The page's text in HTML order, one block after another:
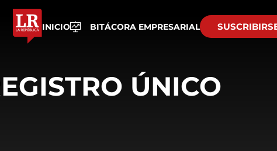
INICIO BITÁCORA EMPRESARIAL
ÚNICO